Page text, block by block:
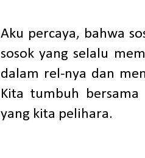
Aku percaya, bahwa
sosok yang selalu
dalam rel-nya dan
Kita tumbuh
yang kita pelihara.